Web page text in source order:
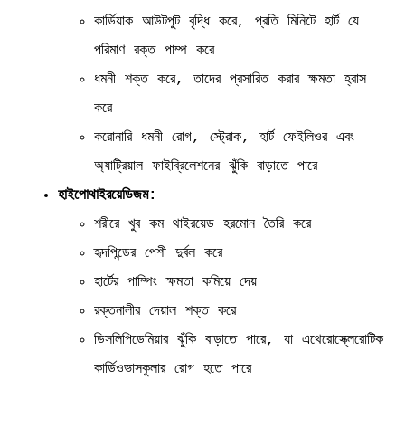
কার্ডিয়াক আউটপুট বৃদ্ধি করে, প্রতি মিনিটে হার্ট যে
পরিমাণ রক্ত পাম্প করে
ধমনী শক্ত করে, তাদের প্রসারিত করার ক্ষমতা হ্রাস
করে
করোনারি ধমনী রোগ, স্ট্রোক, হার্ট ফেইলিওর এবং
অ্যাট্রিয়াল ফাইব্রিলেশনের ঝুঁকি বাড়াতে পারে
হাইপোথাইরয়েডিজম:
শরীরে খুব কম থাইরয়েড হরমোন তৈরি করে
হৃদপিন্ডের পেশী দুর্বল করে
হার্টের পাম্পিং ক্ষমতা কমিয়ে দেয়
রক্তনালীর দেয়াল শক্ত করে
ডিসলিপিডেমিয়ার ঝুঁকি বাড়াতে পারে, যা এথেরোস্ক্লেরোটিক
কার্ডিওভাসকুলার রোগ হতে পারে